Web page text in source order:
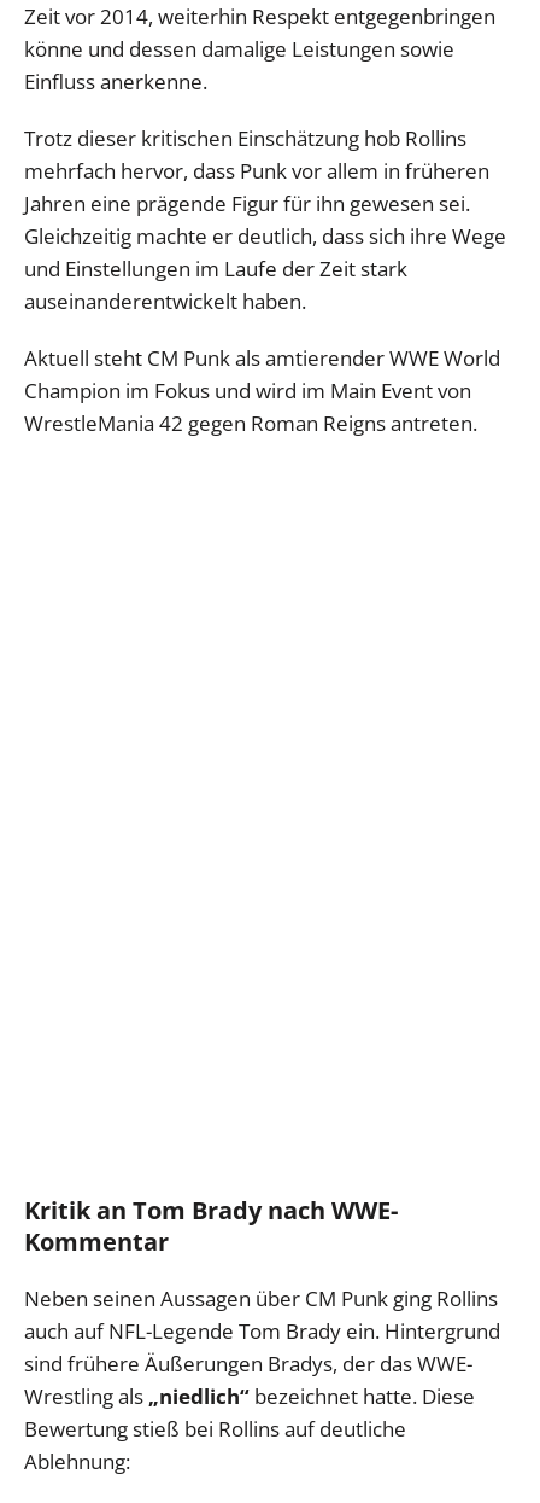
Zeit vor 2014, weiterhin Respekt entgegenbringen
könne und dessen damalige Leistungen sowie
Einfluss anerkenne.
Trotz dieser kritischen Einschätzung hob Rollins
mehrfach hervor, dass Punk vor allem in früheren
Jahren eine prägende Figur für ihn gewesen sei.
Gleichzeitig machte er deutlich, dass sich ihre Wege
und Einstellungen im Laufe der Zeit stark
auseinanderentwickelt haben.
Aktuell steht CM Punk als amtierender WWE World
Champion im Fokus und wird im Main Event von
WrestleMania 42 gegen Roman Reigns antreten.
Kritik an Tom Brady nach WWE-
Kommentar
Neben seinen Aussagen über CM Punk ging Rollins
auch auf NFL-Legende Tom Brady ein. Hintergrund
sind frühere Äußerungen Bradys, der das WWE-
Wrestling als „niedlich“ bezeichnet hatte. Diese
Bewertung stieß bei Rollins auf deutliche
Ablehnung: